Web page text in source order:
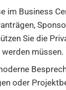
im Business
Sie die
müssen.
oder